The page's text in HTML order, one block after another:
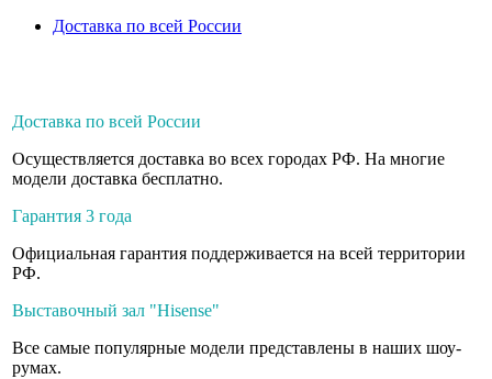
Доставка по всей России
Доставка по всей России
Осуществляется доставка во всех городах РФ. На многие
модели доставка бесплатно.
Гарантия 3 года
Официальная гарантия поддерживается на всей территории
РФ.
Выставочный зал "Hisense"
Все самые популярные модели представлены в наших шоу-
румах.